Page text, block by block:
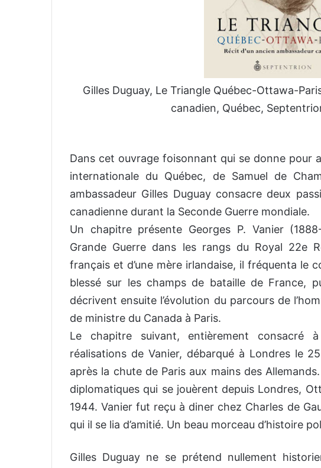
Gilles Duguay, Le Triangle Québec-Ottawa-
canadien, Québec,
Dans cet ouvrage foisonnant qui se donne pour
internationale du Québec, de Samuel de
ambassadeur Gilles Duguay consacre deux
canadienne durant la Seconde Guerre mondiale.
Un chapitre présente Georges P. Vanier
Grande Guerre dans les rangs du Royal 22e
français et d’une mère irlandaise, il fréquenta le
blessé sur les champs de bataille de France,
décrivent ensuite l’évolution du parcours de
de ministre du Canada à Paris.
Le chapitre suivant, entièrement consacré
réalisations de Vanier, débarqué à Londres le
après la chute de Paris aux mains des
diplomatiques qui se jouèrent depuis Londres,
1944. Vanier fut reçu à diner chez Charles de
qui il se lia d’amitié. Un beau morceau d’histoire
Gilles Duguay ne se prétend nullement